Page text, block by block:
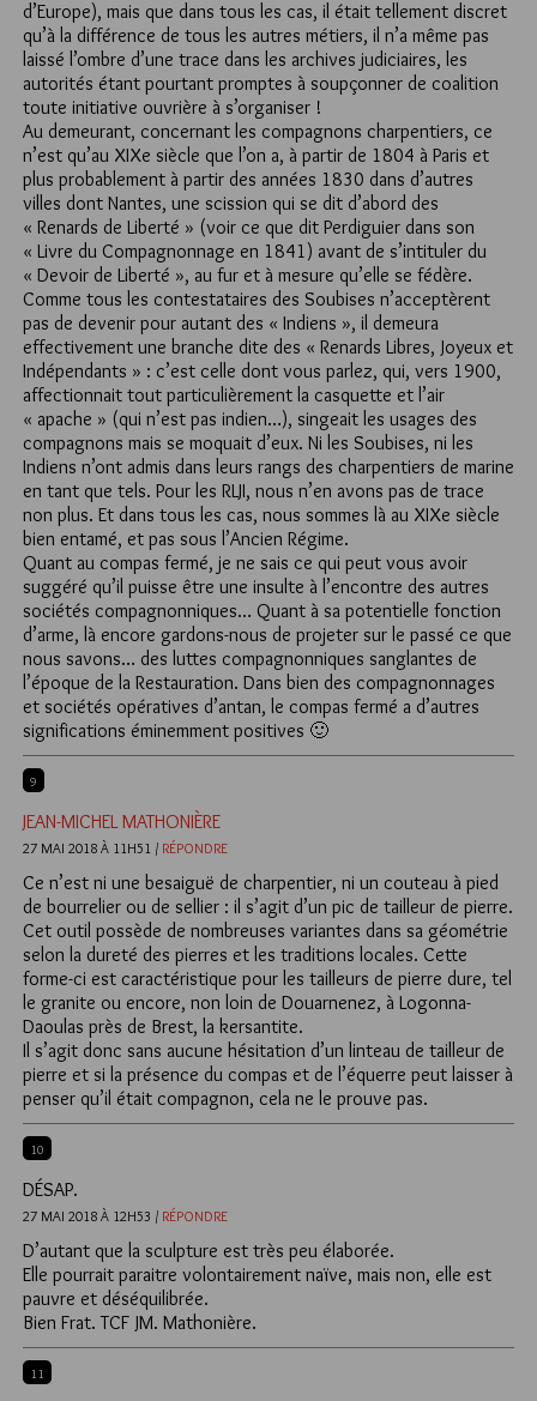
d’Europe), mais que dans tous les cas, il était tellement discret
qu’à la différence de tous les autres métiers, il n’a même pas
laissé l’ombre d’une trace dans les archives judiciaires, les
autorités étant pourtant promptes à soupçonner de coalition
toute initiative ouvrière à s’organiser !
Au demeurant, concernant les compagnons charpentiers, ce
n’est qu’au XIXe siècle que l’on a, à partir de 1804 à Paris et
plus probablement à partir des années 1830 dans d’autres
villes dont Nantes, une scission qui se dit d’abord des
« Renards de Liberté » (voir ce que dit Perdiguier dans son
« Livre du Compagnonnage en 1841) avant de s’intituler du
« Devoir de Liberté », au fur et à mesure qu’elle se fédère.
Comme tous les contestataires des Soubises n’acceptèrent
pas de devenir pour autant des « Indiens », il demeura
effectivement une branche dite des « Renards Libres, Joyeux et
Indépendants » : c’est celle dont vous parlez, qui, vers 1900,
affectionnait tout particulièrement la casquette et l’air
« apache » (qui n’est pas indien…), singeait les usages des
compagnons mais se moquait d’eux. Ni les Soubises, ni les
Indiens n’ont admis dans leurs rangs des charpentiers de marine
en tant que tels. Pour les RLJI, nous n’en avons pas de trace
non plus. Et dans tous les cas, nous sommes là au XIXe siècle
bien entamé, et pas sous l’Ancien Régime.
Quant au compas fermé, je ne sais ce qui peut vous avoir
suggéré qu’il puisse être une insulte à l’encontre des autres
sociétés compagnonniques… Quant à sa potentielle fonction
d’arme, là encore gardons-nous de projeter sur le passé ce que
nous savons… des luttes compagnonniques sanglantes de
l’époque de la Restauration. Dans bien des compagnonnages
et sociétés opératives d’antan, le compas fermé a d’autres
significations éminemment positives 🙂
9
JEAN-MICHEL MATHONIÈRE
27 MAI 2018 À 11H51 / RÉPONDRE
Ce n’est ni une besaiguë de charpentier, ni un couteau à pied
de bourrelier ou de sellier : il s’agit d’un pic de tailleur de pierre.
Cet outil possède de nombreuses variantes dans sa géométrie
selon la dureté des pierres et les traditions locales. Cette
forme-ci est caractéristique pour les tailleurs de pierre dure, tel
le granite ou encore, non loin de Douarnenez, à Logonna-
Daoulas près de Brest, la kersantite.
Il s’agit donc sans aucune hésitation d’un linteau de tailleur de
pierre et si la présence du compas et de l’équerre peut laisser à
penser qu’il était compagnon, cela ne le prouve pas.
10
DÉSAP.
27 MAI 2018 À 12H53 / RÉPONDRE
D’autant que la sculpture est très peu élaborée.
Elle pourrait paraitre volontairement naïve, mais non, elle est
pauvre et déséquilibrée.
Bien Frat. TCF JM. Mathonière.
11